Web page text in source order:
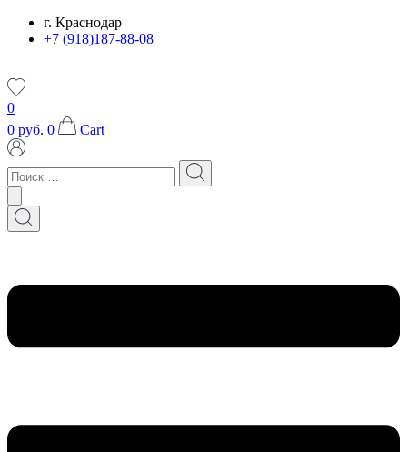
Перейтиг. Краснодар
+7 (918)187-88-08
0
0 руб. 0 Cart